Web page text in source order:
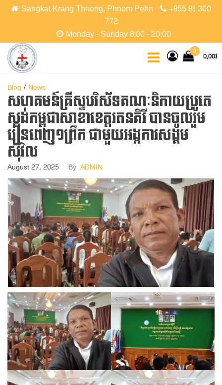
Skip
content
Sangkat Krang Thnong, Phnom Pehn
+855 81 300
772
Monday - Sunday 8:00 - 20:00
0 0,00៛
CCPC
Blog News
សហគមន៍គ្រីស្ទបរិស័ទគណៈនិកាយប្រូតេ
ស្តង់កម្ពុជាសាខាខេត្តរតនគិរី​ បានចូលរួម
រៀនពេញ១ព្រឹក ជាមួយអង្កការសង្គម
ស៊ីវិល​
August 27, 2025 By ADMIN